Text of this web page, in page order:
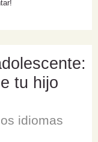
tu hijo
idiomas